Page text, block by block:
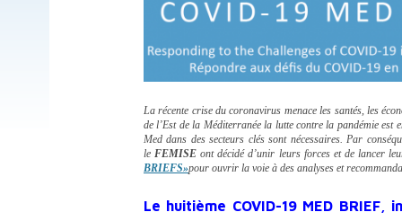
La récente crise du coronavirus menace les santés, les
de l’Est de la Méditerranée la lutte contre la pandémie est
Med dans des secteurs clés sont nécessaires. Par
leFEMISE ont décidé d’unir leurs forces et de lancer
BRIEFS»pour ouvrir la voie à des analyses et
Le huitième COVID-19 MED BRIEF,